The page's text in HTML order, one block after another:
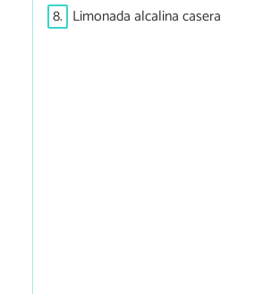
8. Limonada alcalina casera